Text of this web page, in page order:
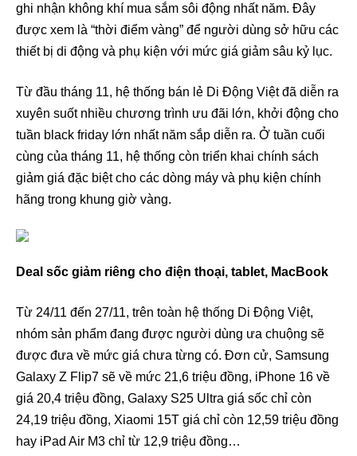
ghi nhận không khí mua sắm sôi động nhất năm. Đây
được xem là “thời điểm vàng” để người dùng sở hữu các
thiết bị di động và phụ kiện với mức giá giảm sâu kỷ lục.
Từ đầu tháng 11, hệ thống bán lẻ Di Động Việt đã diễn ra
xuyên suốt nhiều chương trình ưu đãi lớn, khởi động cho
tuần black friday lớn nhất năm sắp diễn ra. Ở tuần cuối
cùng của tháng 11, hệ thống còn triển khai chính sách
giảm giá đặc biệt cho các dòng máy và phụ kiện chính
hãng trong khung giờ vàng.
Deal sốc giảm riêng cho điện thoại, tablet, MacBook
Từ 24/11 đến 27/11, trên toàn hệ thống Di Động Việt,
nhóm sản phẩm đang được người dùng ưa chuộng sẽ
được đưa về mức giá chưa từng có. Đơn cử, Samsung
Galaxy Z Flip7 sẽ về mức 21,6 triệu đồng, iPhone 16 về
giá 20,4 triệu đồng, Galaxy S25 Ultra giá sốc chỉ còn
24,19 triệu đồng, Xiaomi 15T giá chỉ còn 12,59 triệu đồng
hay iPad Air M3 chỉ từ 12,9 triệu đồng…